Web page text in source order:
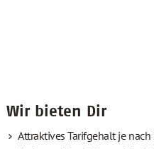
Wir bieten Dir
Attraktives Tarifgehalt je